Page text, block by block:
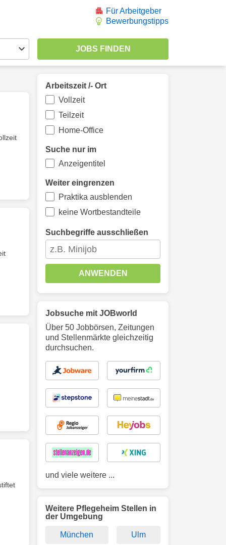
Für Arbeitgeber
Bewerbungstipps
Arbeitszeit /- Ort
Vollzeit
Teilzeit
Home-Office
Suche nur im
Anzeigentitel
Weiter eingrenzen
Praktika ausblenden
keine Wortbestandteile
Suchbegriffe ausschließen
ANWENDEN
Jobsuche mit JOBworld
Über 50 Jobbörsen, Zeitungen
und Stellenmärkte gleichzeitig
durchsuchen.
und viele weitere ...
Weitere Pflegeheim Stellen in
der Umgebung
München Ulm